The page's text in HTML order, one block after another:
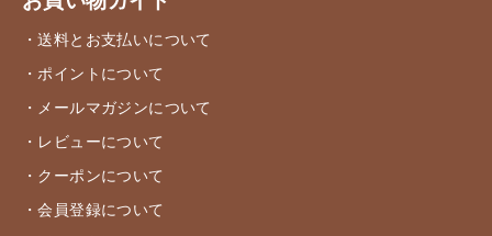
・送料とお支払いについて
・ポイントについて
・メールマガジンについて
・レビューについて
・クーポンについて
・会員登録について